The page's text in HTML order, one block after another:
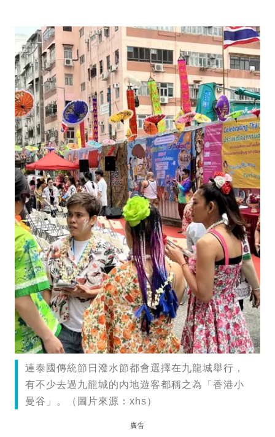
連泰國傳統節日潑水節都會選擇在九龍城舉行，
有不少去過九龍城的內地遊客都稱之為「香港小
曼谷」。（圖片來源：xhs）
廣告